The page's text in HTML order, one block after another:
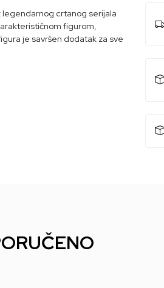
legendarnog crtanog serijala
figurom,
je savršen dodatak za sve